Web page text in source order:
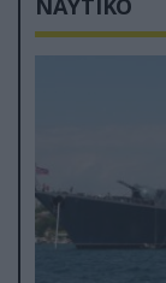
ΝΑΥΤΙΚΟ